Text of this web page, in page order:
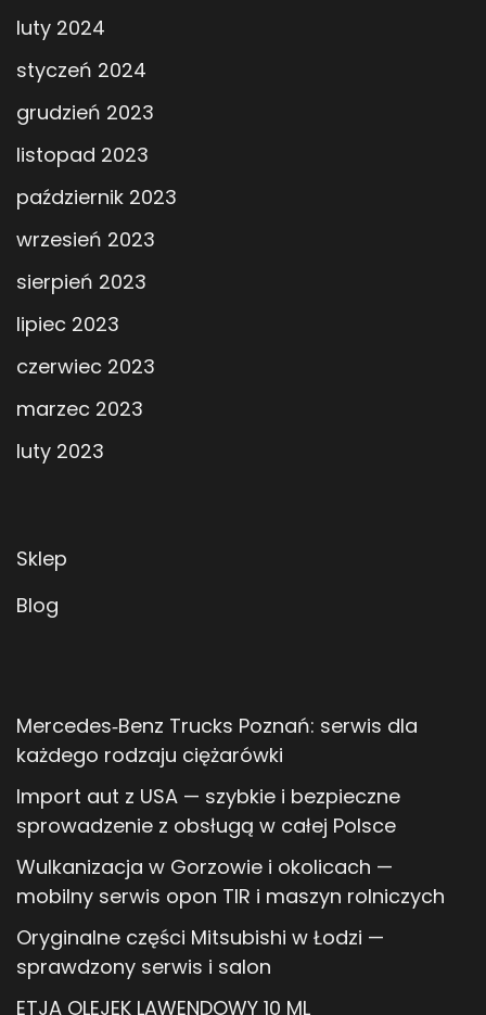
luty 2024
styczeń 2024
grudzień 2023
listopad 2023
październik 2023
wrzesień 2023
sierpień 2023
lipiec 2023
czerwiec 2023
marzec 2023
luty 2023
Sklep
Blog
Mercedes‑Benz Trucks Poznań: serwis dla
każdego rodzaju ciężarówki
Import aut z USA — szybkie i bezpieczne
sprowadzenie z obsługą w całej Polsce
Wulkanizacja w Gorzowie i okolicach —
mobilny serwis opon TIR i maszyn rolniczych
Oryginalne części Mitsubishi w Łodzi —
sprawdzony serwis i salon
ETJA OLEJEK LAWENDOWY 10 ML